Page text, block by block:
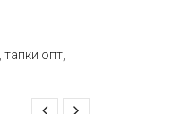
тапки опт